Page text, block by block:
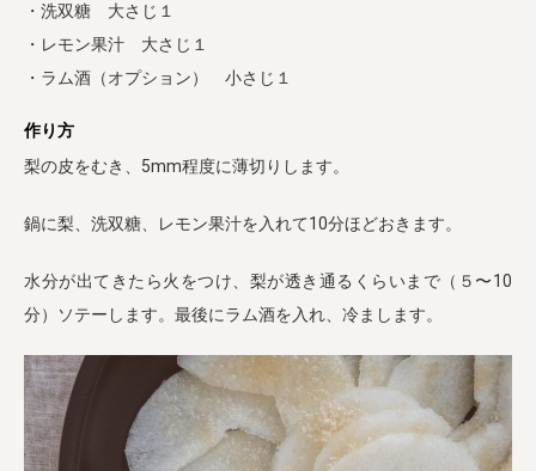
・洗双糖 大さじ１
・レモン果汁 大さじ１
・ラム酒（オプション） 小さじ１
作り方
梨の皮をむき、5mm程度に薄切りします。
鍋に梨、洗双糖、レモン果汁を入れて10分ほどおきます。
水分が出てきたら火をつけ、梨が透き通るくらいまで（５〜10
分）ソテーします。最後にラム酒を入れ、冷まします。